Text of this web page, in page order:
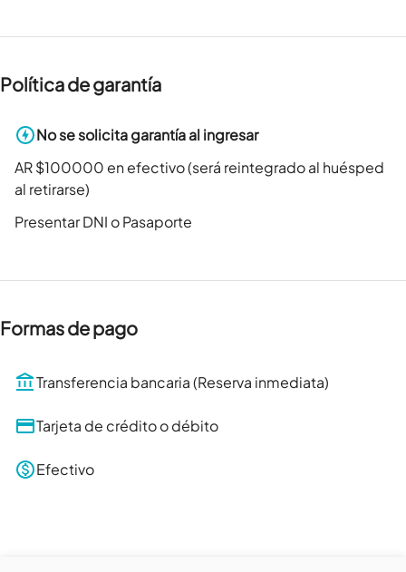
Política de garantía
No se solicita garantía al ingresar
AR $100000 en efectivo (será reintegrado al huésped
al retirarse)
Presentar DNI o Pasaporte
Formas de pago
Transferencia bancaria (Reserva inmediata)
Tarjeta de crédito o débito
Efectivo